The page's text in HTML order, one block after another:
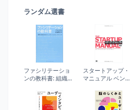
ランダム選書
ファシリテーショ
ンの教科書: 組織を
ュニケーションと
リーダーシップ
スタートアップ・
マニュアル ベンチ
業の新事業立ち上
げまで